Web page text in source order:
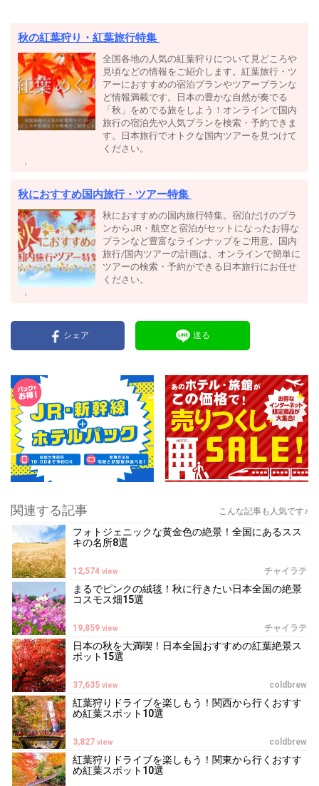
秋の紅葉狩り・紅葉旅行特集
全国各地の人気の紅葉狩りについて見どころや
見頃などの情報をご紹介します。紅葉旅行・ツ
アーにおすすめの宿泊プランやツアープランな
ど情報満載です。日本の豊かな自然が奏でる
「秋」をめでる旅をしよう！オンラインで国内
旅行の宿泊先や人気プランを検索・予約できま
す。日本旅行でオトクな国内ツアーを見つけて
ください。
秋におすすめ国内旅行・ツアー特集
秋におすすめの国内旅行特集。宿泊だけのプラ
ンからJR・航空と宿泊がセットになったお得な
プランなど豊富なラインナップをご用意。国内
旅行/国内ツアーの計画は、オンラインで簡単に
ツアーの検索・予約ができる日本旅行にお任せ
ください。
シェア 送る
関連する記事 こんな記事も人気です♪
フォトジェニックな黄金色の絶景！全国にあるスス
キの名所8選
チャイラテ
12,574 view
まるでピンクの絨毯！秋に行きたい日本全国の絶景
コスモス畑15選
チャイラテ
19,859 view
日本の秋を大満喫！日本全国おすすめの紅葉絶景ス
ポット15選
coldbrew
37,635 view
紅葉狩りドライブを楽しもう！関西から行くおすす
め紅葉スポット10選
coldbrew
3,827 view
紅葉狩りドライブを楽しもう！関東から行くおすす
め紅葉スポット10選